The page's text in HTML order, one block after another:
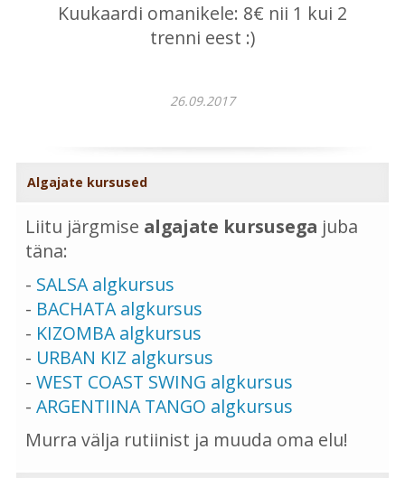
Kuukaardi omanikele: 8€ nii 1 kui 2
trenni eest :)
26.09.2017
Algajate kursused
Liitu järgmise algajate kursusega juba
täna:
- SALSA algkursus
- BACHATA algkursus
- KIZOMBA algkursus
- URBAN KIZ algkursus
- WEST COAST SWING algkursus
- ARGENTIINA TANGO algkursus
Murra välja rutiinist ja muuda oma elu!